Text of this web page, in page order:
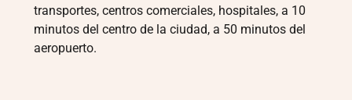
transportes, centros comerciales, hospitales, a 10
minutos del centro de la ciudad, a 50 minutos del
aeropuerto.